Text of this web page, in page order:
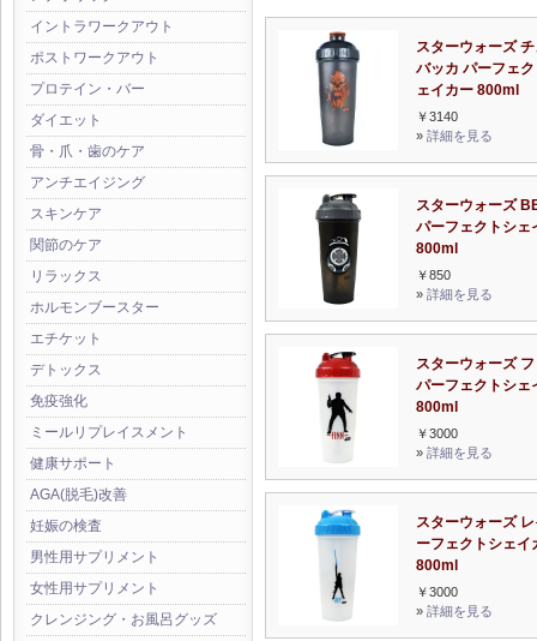
イントラワークアウト
ポストワークアウト
プロテイン・バー
ダイエット
骨・爪・歯のケア
アンチエイジング
スキンケア
関節のケア
リラックス
ホルモンブースター
エチケット
デトックス
免疫強化
ミールリプレイスメント
健康サポート
AGA(脱毛)改善
妊娠の検査
男性用サプリメント
女性用サプリメント
クレンジング・お風呂グッズ
スターウォーズ
バッカ パーフェ
ェイカー 800ml
￥3140
» 詳細を見る
スターウォーズ
パーフェクトシェ
800ml
￥850
» 詳細を見る
スターウォーズ
パーフェクトシェ
800ml
￥3000
» 詳細を見る
スターウォーズ
ーフェクトシェイ
800ml
￥3000
» 詳細を見る